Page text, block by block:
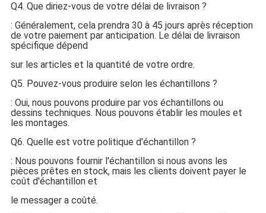
Q4. Que diriez-vous de votre délai de livraison ?
: Généralement, cela prendra 30 à 45 jours après réception
de votre paiement par anticipation. Le délai de livraison
spécifique dépend
sur les articles et la quantité de votre ordre.
Q5. Pouvez-vous produire selon les échantillons ?
: Oui, nous pouvons produire par vos échantillons ou
dessins techniques. Nous pouvons établir les moules et
les montages.
Q6. Quelle est votre politique d'échantillon ?
: Nous pouvons fournir l'échantillon si nous avons les
pièces prêtes en stock, mais les clients doivent payer le
coût d'échantillon et
le messager a coûté.